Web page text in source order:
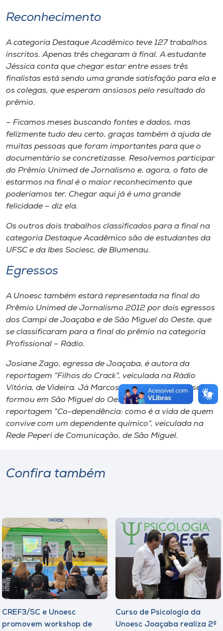
Reconhecimento
A categoria Destaque Acadêmico teve 127 trabalhos
inscritos. Apenas três chegaram à final. A estudante
Jéssica conta que chegar estar entre esses três
finalistas está sendo uma grande satisfação para ela e
os colegas, que esperam ansiosos pelo resultado do
prêmio.
– Ficamos meses buscando fontes e dados, mas
felizmente tudo deu certo, graças também à ajuda de
muitas pessoas que foram importantes para que o
documentário se concretizasse. Resolvemos participar
do Prêmio Unimed de Jornalismo e, agora, o fato de
estarmos na final é o maior reconhecimento que
poderíamos ter. Chegar aqui já é uma grande
felicidade – diz ela.
Os outros dois trabalhos classificados para a final na
categoria Destaque Acadêmico são de estudantes da
UFSC e da Ibes Sociesc, de Blumenau.
Egressos
A Unoesc também estará representada na final do
Prêmio Unimed de Jornalismo 2012 por dois egressos
dos Campi de Joaçaba e de São Miguel do Oeste, que
se classificaram para a final do prêmio na categoria
Profissional – Rádio.
Josiane Zago, egressa de Joaçaba, é autora da
reportagem “Filhos do Crack”, veiculada na Rádio
Vitória, de Videira. Já Marcos Andrei Meller, que se
formou em São Miguel do Oeste, compete com a
reportagem “Co-dependência: como é a vida de quem
convive com um dependente químico”, veiculada na
Rede Peperi de Comunicação, de São Miguel.
Confira também
CREF3/SC e Unoesc
promovem workshop de
Curso de Psicologia da
Unoesc Joaçaba realiza 2ª